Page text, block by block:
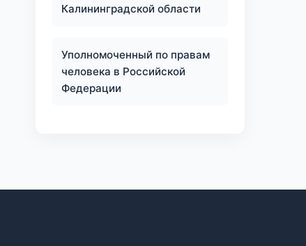
Калининградской области
Уполномоченный по правам
человека в Российской
Федерации